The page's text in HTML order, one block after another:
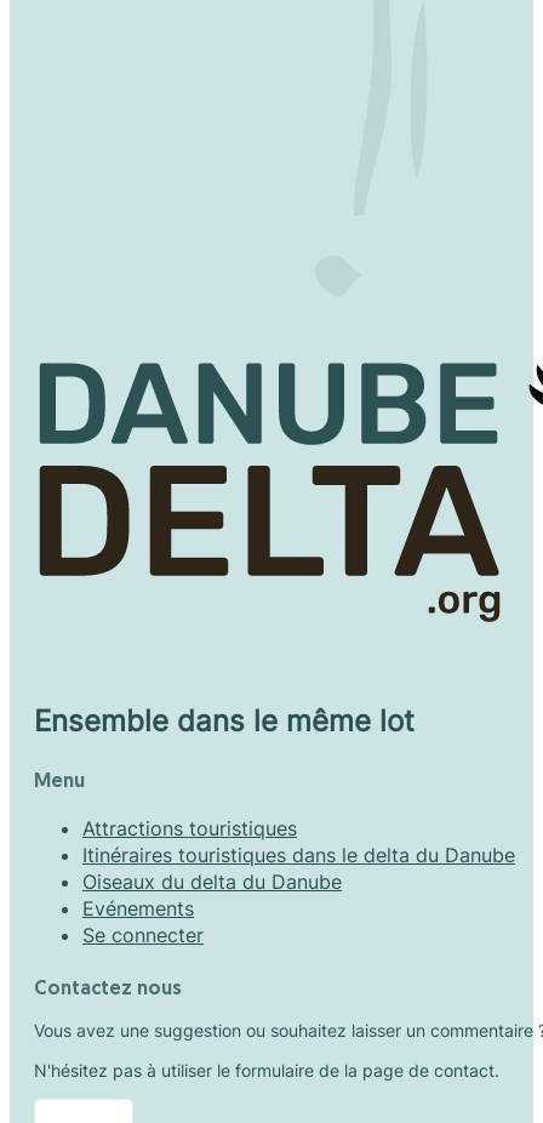
Ensemble dans le même lot
Menu
Attractions touristiques
Itinéraires touristiques dans le delta du Danube
Oiseaux du delta du Danube
Evénements
Se connecter
Contactez nous
Vous avez une suggestion ou souhaitez laisser un commentaire
N'hésitez pas à utiliser le formulaire de la page de contact.